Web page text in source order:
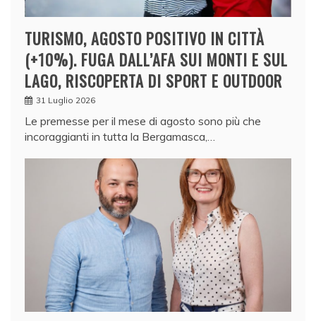
TURISMO, AGOSTO POSITIVO IN CITTÀ
(+10%). FUGA DALL’AFA SUI MONTI E SUL
LAGO, RISCOPERTA DI SPORT E OUTDOOR
31 Luglio 2026
Le premesse per il mese di agosto sono più che
incoraggianti in tutta la Bergamasca,…